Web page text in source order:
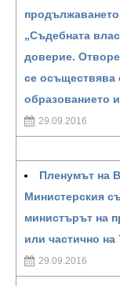
„Съдебната
доверие.
се осъществява
образованието
29.09.2016
Пленумът на
Министерския
министърът на
или частично
29.09.2016